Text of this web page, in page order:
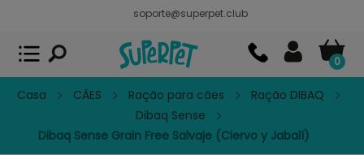
soporte@superpet.club
0
Casa CÃES Ração para cães
Ração DIBAQ
Dibaq Sense
Dibaq Sense Grain Free Salvaje (Ciervo y Jabalí)
Superpet, comida para mascotas
APP GRATIS - En Google Play